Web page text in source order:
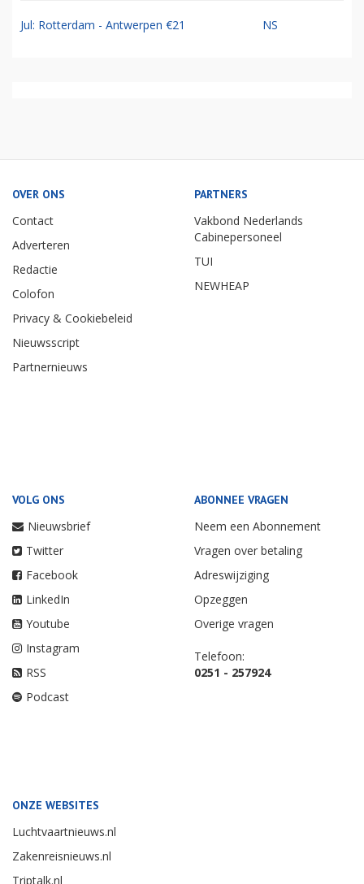
Jul: Rotterdam - Antwerpen €21 NS
OVER ONS
Contact
Adverteren
Redactie
Colofon
Privacy & Cookiebeleid
Nieuwsscript
Partnernieuws
PARTNERS
Vakbond Nederlands
Cabinepersoneel
TUI
NEWHEAP
VOLG ONS
Nieuwsbrief
Twitter
Facebook
LinkedIn
Youtube
Instagram
RSS
Podcast
ABONNEE VRAGEN
Neem een Abonnement
Vragen over betaling
Adreswijziging
Opzeggen
Overige vragen
Telefoon:
0251 - 257924
ONZE WEBSITES
Luchtvaartnieuws.nl
Zakenreisnieuws.nl
Triptalk.nl